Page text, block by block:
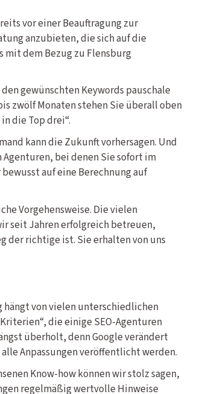
vor einer Beauftragung zur
anzubieten, die sich auf die
dem Bezug zu Flensburg
gewünschten Keywords pauschale
zwölf Monaten stehen Sie überall oben
die Top drei“.
kann die Zukunft vorhersagen. Und
bei denen Sie sofort im
auf eine Berechnung auf
Vorgehensweise. Die vielen
seit Jahren erfolgreich betreuen,
der richtige ist. Sie erhalten von uns
von vielen unterschiedlichen
die einige SEO-Agenturen
überholt, denn Google verändert
Anpassungen veröffentlicht werden.
Know-how können wir stolz sagen,
regelmäßig wertvolle Hinweise